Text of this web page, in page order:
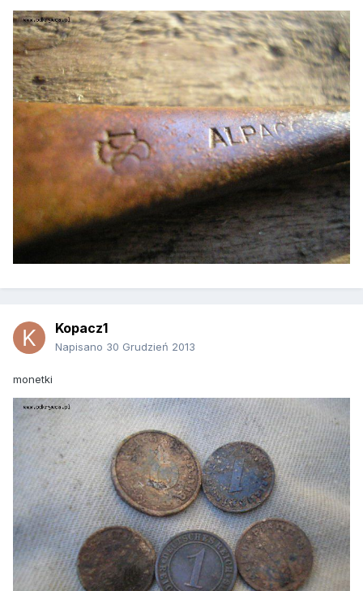
Kopacz1
Napisano 30 Grudzień 2013
monetki